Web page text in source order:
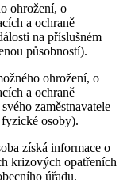
ohrožení, o
a ochraně
na příslušném
působností).
ohrožení, o
a ochraně
zaměstnavatele
osoby).
získá informace o
krizových opatřeních
úřadu.